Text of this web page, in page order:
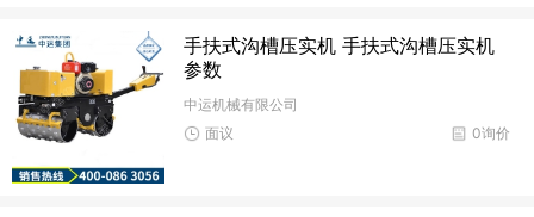
手扶式沟槽压实机 手扶式沟槽压实机
参数
中运机械有限公司
0询价
面议